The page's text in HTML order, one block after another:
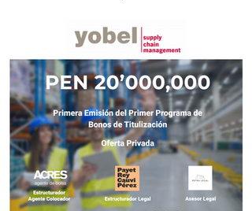
Titulizadora y por el estudio Osorio & Valdez